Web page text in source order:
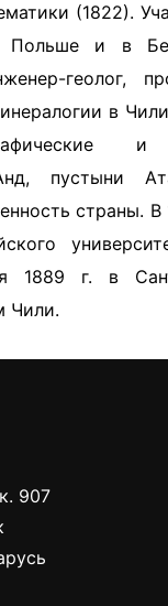
(1822).
Польше и в
геолог,
в
и
пустыни
страны. В
1889 г. в
Чили.
907